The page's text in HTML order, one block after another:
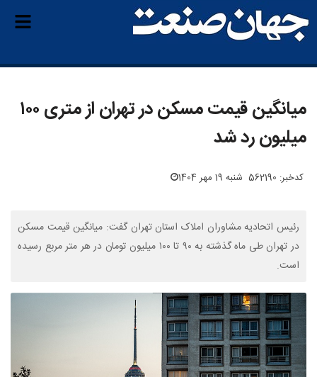
میانگین قیمت مسکن در تهران از متری ۱۰۰
میلیون رد شد
کدخبر: 562190 شنبه 19 مهر 1404
رئیس اتحادیه مشاوران املاک استان تهران گفت: میانگین قیمت مسکن
در تهران طی ماه گذشته به ۹۰ تا ۱۰۰ میلیون تومان در هر متر مربع رسیده
است.